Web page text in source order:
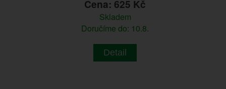
Cena: 625 Kč
Skladem
Doručíme do: 10.8.
Detail